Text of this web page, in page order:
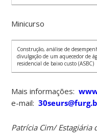
Minicurso
Construção, análise de
divulgação de um aquecedor de
residencial de baixo custo (ASBC)
Mais informações:
e-mail:
Patrícia Cim/ Estagiária